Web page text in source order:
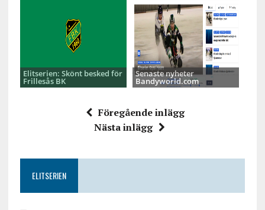
Elitserien: Skönt besked för
Frillesås BK
Senaste nyheter
Bandyworld.com
Föregående inlägg
Nästa inlägg
ELITSERIEN